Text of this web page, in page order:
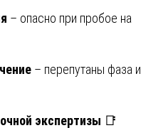
– опасно при пробое на
– перепутаны фаза и
экспертизы 📑